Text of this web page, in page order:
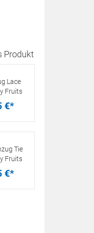
Produkt
Lace
Fruits
€*
Tie
Fruits
€*